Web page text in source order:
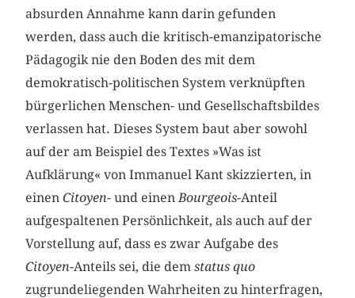
absurden Annahme kann darin gefunden
werden, dass auch die kritisch-emanzipatorische
Pädagogik nie den Boden des mit dem
demokratisch-politischen System verknüpften
bürgerlichen Menschen- und Gesellschaftsbildes
verlassen hat. Dieses System baut aber sowohl
auf der am Beispiel des Textes »Was ist
Aufklärung« von Immanuel Kant skizzierten, in
einenCitoyen- und einenBourgeois-Anteil
aufgespaltenen Persönlichkeit, als auch auf der
Vorstellung auf, dass es zwar Aufgabe des
Citoyen-Anteils sei, die demstatus quo
zugrundeliegenden Wahrheiten zu hinterfragen,